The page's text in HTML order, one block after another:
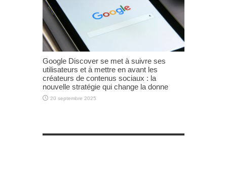
Google Discover se met à suivre ses
utilisateurs et à mettre en avant les
créateurs de contenus sociaux : la
nouvelle stratégie qui change la donne
20 septembre 2025